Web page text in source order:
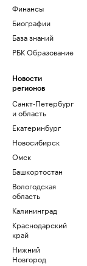
Финансы
Биографии
База знаний
РБК Образование
Новости
регионов
Санкт-Петербург
и область
Екатеринбург
Новосибирск
Омск
Башкортостан
Вологодская
область
Калининград
Краснодарский
край
Нижний
Новгород